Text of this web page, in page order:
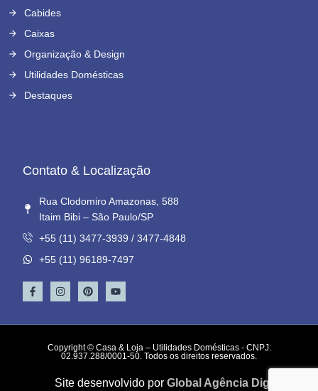
Cabides
Caixas
Organização & Design
Utilidades Domésticas
Destaques
Contato & Localização
Rua Clodomiro Amazonas, 588
Itaim Bibi – São Paulo/SP
+55 (11) 3477-3939 / 3477-4848
+55 (11) 96189-7497
Copyright © Casa & Loja – Utilidades Domésticas - CNPJ:
02.937.288/0001-50. Todos os direitos reservados.
Site desenvolvido por Global Agência Digital